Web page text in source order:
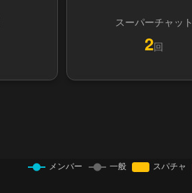
スーパーチャット
2回